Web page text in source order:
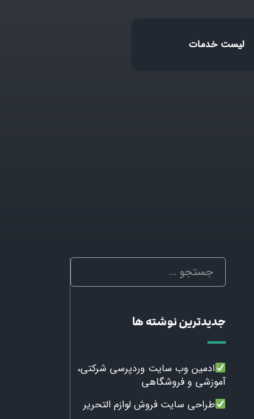
لیست خدمات
جدیدترین نوشته ها
ادمین وب سایت وردپرسی شرکتی،
آموزشی و فروشگاهی
طراحی سایت فروش لوازم التحریر